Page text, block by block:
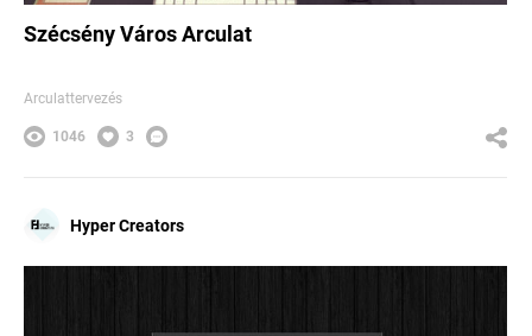
Szécsény Város Arculat
Arculattervezés
1046 3
Hyper Creators